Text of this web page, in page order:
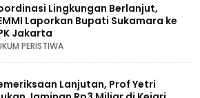
Lingkungan Berlanjut,
Laporkan Bupati Sukamara ke
Jakarta
PERISTIWA
Lanjutan, Prof Yetri